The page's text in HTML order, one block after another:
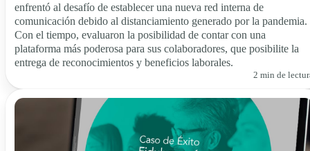
enfrentó al desafío de establecer una nueva red interna de
comunicación debido al distanciamiento generado por la pandemia.
Con el tiempo, evaluaron la posibilidad de contar con una
plataforma más poderosa para sus colaboradores, que posibilite la
entrega de reconocimientos y beneficios laborales.
2 min de